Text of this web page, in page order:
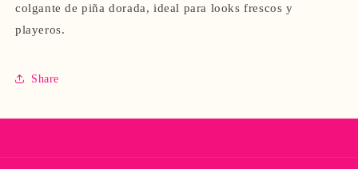
colgante de piña dorada, ideal para looks frescos y
playeros.
Share